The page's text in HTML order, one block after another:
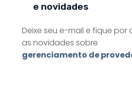
e novidades
Deixe seu e-mail e fique
as novidades sobre
gerenciamento de